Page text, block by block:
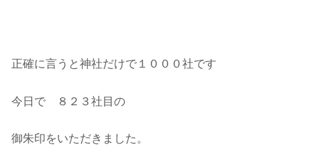
正確に言うと神社だけで１０００社です
今日で ８２３社目の
御朱印をいただきました。